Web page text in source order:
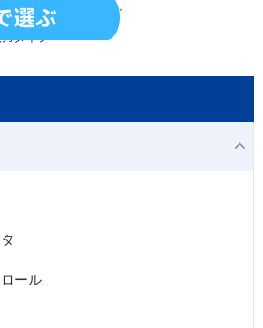
ソリュートエンコーダ
タイプ
ール